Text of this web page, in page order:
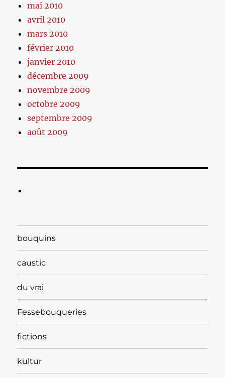
mai 2010
avril 2010
mars 2010
février 2010
janvier 2010
décembre 2009
novembre 2009
octobre 2009
septembre 2009
août 2009
bouquins
caustic
du vrai
Fessebouqueries
fictions
kultur